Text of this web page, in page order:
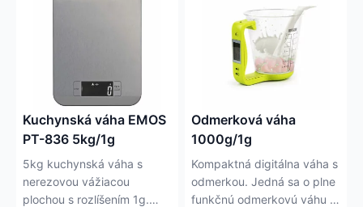
Kuchynská váha EMOS
PT-836 5kg/1g
5kg kuchynská váha s
nerezovou vážiacou
plochou s rozlíšením 1g.
Odmerková váha
1000g/1g
Kompaktná digitálna váha s
odmerkou. Jedná sa o plne
funkčnú odmerkovú váhu s
variantov.
Možnosti
môžete
vybrať
stránke
produktu.